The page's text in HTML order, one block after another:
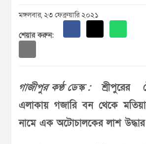
মঙ্গলবার, ২৩ ফেব্রুয়ারি ২০২১
শেয়ার করুন:
গাজীপুর কণ্ঠ ডেস্ক :
শ্রীপুরের
এলাকায় গজারি বন থেকে
নামে এক অটোচালকের লাশ